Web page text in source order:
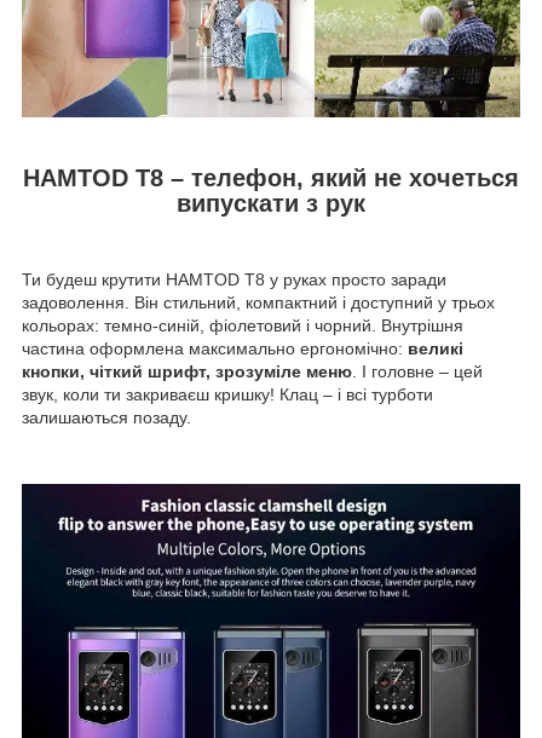
HAMTOD T8 – телефон, який не хочеться
випускати з рук
Ти будеш крутити HAMTOD T8 у руках просто заради
задоволення. Він стильний, компактний і доступний у трьох
кольорах: темно-синій, фіолетовий і чорний. Внутрішня
частина оформлена максимально ергономічно: великі
кнопки, чіткий шрифт, зрозуміле меню . І головне – цей
звук, коли ти закриваєш кришку! Клац – і всі турботи
залишаються позаду.